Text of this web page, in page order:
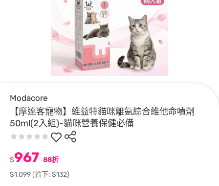
Modacore
【摩達客寵物】維益特貓咪離氨綜合維他命噴劑
50ml(2入組)-貓咪營養保健必備
$967 88折
$1,099(省下: $132)